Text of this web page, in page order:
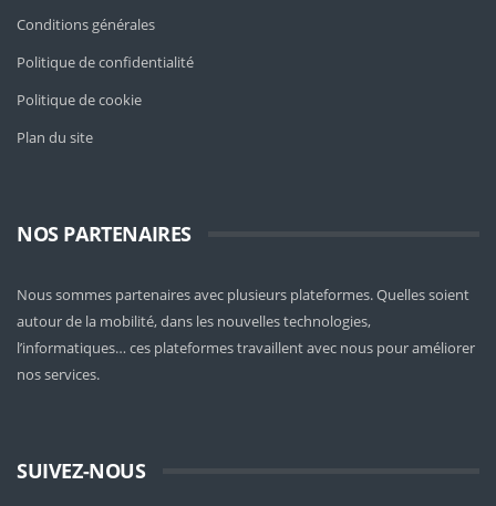
Conditions générales
Politique de confidentialité
Politique de cookie
Plan du site
NOS PARTENAIRES
Nous sommes partenaires avec plusieurs plateformes. Quelles soient
autour de la mobilité, dans les nouvelles technologies,
l’informatiques… ces plateformes travaillent avec nous pour améliorer
nos services.
SUIVEZ-NOUS